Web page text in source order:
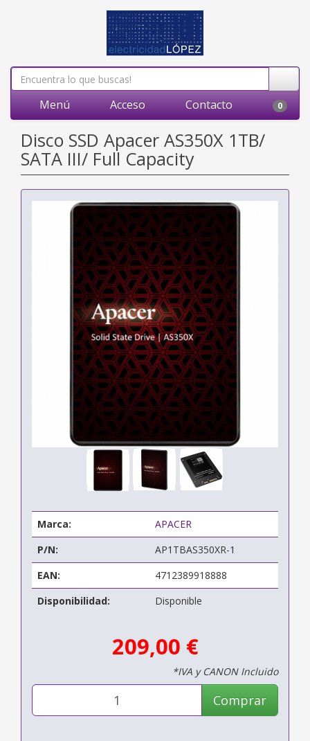
Menú Acceso Contacto 0
Disco SSD Apacer AS350X 1TB/
SATA III/ Full Capacity
Marca:
APACER
P/N:
AP1TBAS350XR-1
EAN:
4712389918888
Disponibilidad:
Disponible
209,00 €
*IVA y CANON Incluido
Comprar